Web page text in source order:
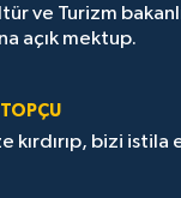
ve Turizm
açık mektup.
TOPÇU
kırdırıp, bizi istila